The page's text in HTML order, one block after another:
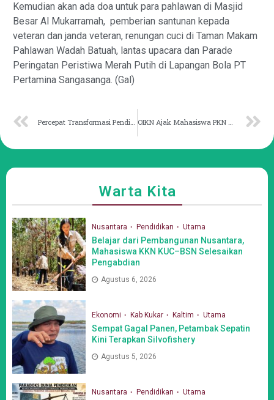
Kemudian akan ada doa untuk para pahlawan di Masjid
Besar Al Mukarramah, pemberian santunan kepada
veteran dan janda veteran, renungan cuci di Taman Makam
Pahlawan Wadah Batuah, lantas upacara dan Parade
Peringatan Peristiwa Merah Putih di Lapangan Bola PT
Pertamina Sangasanga. (Gal)
Percepat Transformasi Pendidikan, Istri Kepala OIKN Berbagi Buku dan Ilmu di Yayasan Al-Fath OIKN Ajak Mahasiswa PKN STAN Berpartisipasi dalam Pembangunan
Warta Kita
Nusantara Pendidikan Utama
Belajar dari Pembangunan Nusantara,
Mahasiswa KKN KUC–BSN Selesaikan
Pengabdian
Agustus 6, 2026
Ekonomi Kab Kukar Kaltim Utama
Sempat Gagal Panen, Petambak Sepatin
Kini Terapkan Silvofishery
Agustus 5, 2026
Nusantara Pendidikan Utama